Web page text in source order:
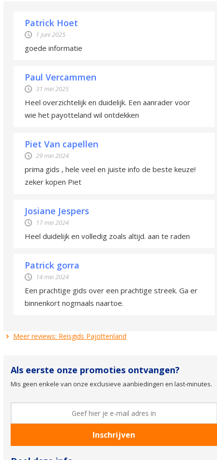
Patrick Hoet
1 juni 2025
goede informatie
Paul Vercammen
31 mei 2025
Heel overzichtelijk en duidelijk. Een aanrader voor
wie het payotteland wil ontdekken
Piet Van capellen
29 mei 2024
prima gids , hele veel en juiste info de beste keuze!
zeker kopen Piet
Josiane Jespers
17 mei 2024
Heel duidelijk en volledig zoals altijd. aan te raden
Patrick gorra
14 mei 2024
Een prachtige gids over een prachtige streek. Ga er
binnenkort nogmaals naartoe.
Meer reviews: Reisgids Pajottenland
Als eerste onze promoties ontvangen?
Mis geen enkele van onze exclusieve aanbiedingen en last-minutes.